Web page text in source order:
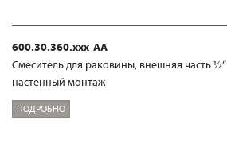
600.30.360.xxx-AA
Смеситель для раковины, внешняя часть ½“
настенный монтаж
ПОДРОБНО